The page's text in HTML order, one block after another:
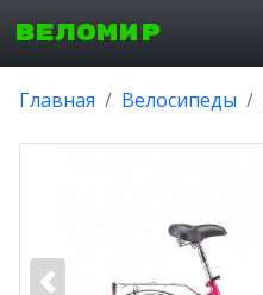
ВЕЛОМИР
Главная Велосипеды